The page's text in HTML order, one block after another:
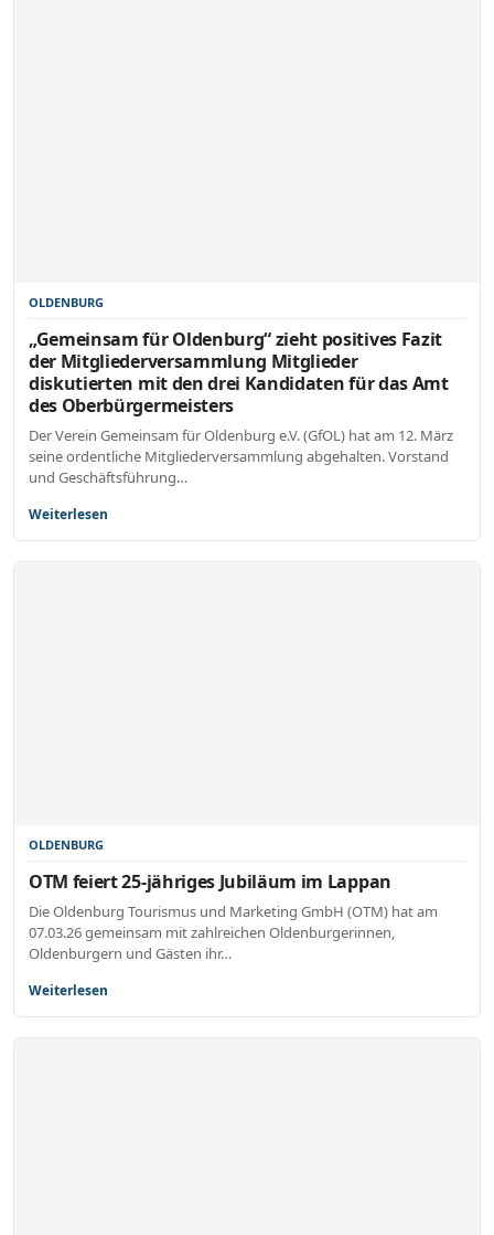
OLDENBURG
„Gemeinsam für Oldenburg“ zieht positives Fazit
der Mitgliederversammlung Mitglieder
diskutierten mit den drei Kandidaten für das Amt
des Oberbürgermeisters
Der Verein Gemeinsam für Oldenburg e.V. (GfOL) hat am 12. März
seine ordentliche Mitgliederversammlung abgehalten. Vorstand
und Geschäftsführung…
Weiterlesen
OLDENBURG
OTM feiert 25-jähriges Jubiläum im Lappan
Die Oldenburg Tourismus und Marketing GmbH (OTM) hat am
07.03.26 gemeinsam mit zahlreichen Oldenburgerinnen,
Oldenburgern und Gästen ihr…
Weiterlesen